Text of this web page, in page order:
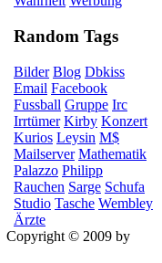
Random Tags
Bilder Blog Dbkiss
Email Facebook
Fussball Gruppe Irc
Irrtümer Kirby Konzert
Kurios Leysin M$
Mailserver Mathematik
Palazzo Philipp
Rauchen Sarge Schufa
Studio Tasche Wembley
Ärzte
Copyright © 2009 by